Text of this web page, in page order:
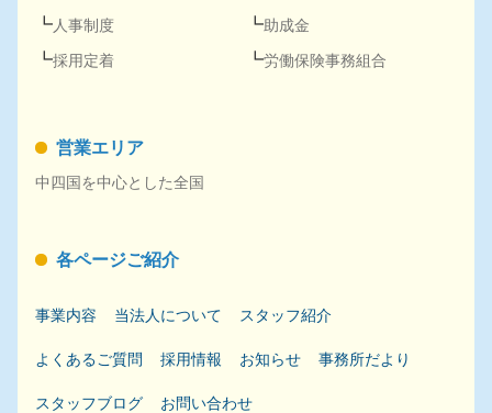
人事制度
採用定着
助成金
労働保険事務組合
営業エリア
中四国を中心とした全国
各ページご紹介
事業内容 当法人について スタッフ紹介
よくあるご質問 採用情報 お知らせ 事務所だより
スタッフブログ お問い合わせ